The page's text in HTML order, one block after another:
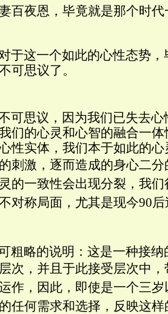
百夜恩，毕竟就是那个时
于这一个如此的心性态势，
可思议了。
可思议，因为我们已失去心
们的心灵和心智的融合一
性实体，我们本于如此的
刺激，逐而造成的身心二
的一致性会出现分裂，我
对称局面，尤其是现今90
粗略的说明：这是一种接纳
次 ，并且于此接受层次中
作，因此，即使是一个三
任何需求和选择，反映这